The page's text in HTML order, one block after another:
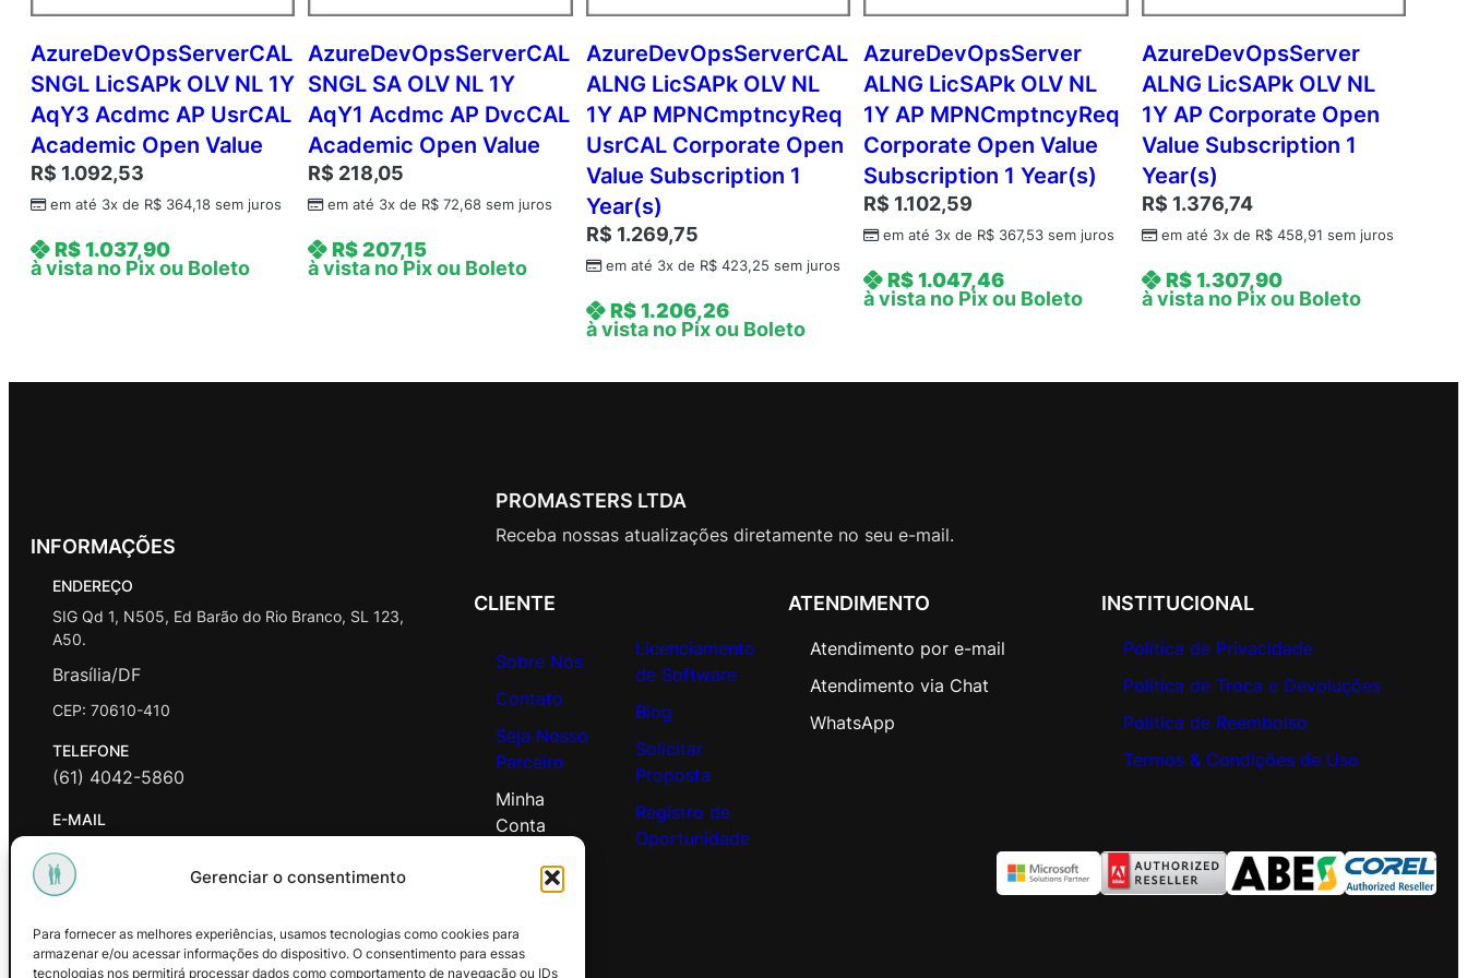
Gerenciar o consentimento
Para fornecer as melhores experiências, usamos tecnologias como cookies para
armazenar e/ou acessar informações do dispositivo. O consentimento para essas
tecnologias nos permitirá processar dados como comportamento de navegação ou IDs
N
L
1
Y
A
q
Y
3
A
c
m
c
d
m
AzureDevOpsServerCAL
SNGL LicSAPk OLV NL 1Y
AqY3 Acdmc AP UsrCAL
Academic Open Value
R$ 1.092,53
em até 3x de R$ 364,18 sem juros
R$1.037,90
à vista no Pix ou Boleto
AzureDevOpsServerCAL
SNGL SA OLV NL 1Y
AqY1 Acdmc AP DvcCAL
Academic Open Value
R$ 218,05
em até 3x de R$ 72,68 sem juros
R$207,15
à vista no Pix ou Boleto
AzureDevOpsServerCAL
ALNG LicSAPk OLV NL
1Y AP MPNCmptncyReq
UsrCAL Corporate Open
Value Subscription 1
Year(s)
R$ 1.269,75
em até 3x de R$423,25 sem juros
R$1.206,26
à vista no Pix ou Boleto
AzureDevOpsServer
ALNG LicSAPk OLV NL
1Y AP MPNCmptncyReq
Corporate Open Value
Subscription 1 Year(s)
R$ 1.102,59
em até 3x de R$ 367,53 sem juros
R$1.047,46
à vista no Pix ou Boleto
AzureDevOpsServer
ALNG LicSAPk OLV NL
1Y AP Corporate Open
Value Subscription 1
Year(s)
R$ 1.376,74
em até 3x de R$458,91 sem juros
R$1.307,90
à vista no Pix ou Boleto
INFORMAÇÕES
ENDEREÇO
SIG Qd 1, N505, Ed Barão do Rio Branco, SL 123,
A50.
Brasília/DF
CEP: 70610-410
TELEFONE
(61) 4042-5860
E-MAIL
contato@promasters.net.br
HORÁRIO DE ATENDIMENTO
Facebook Instagram Youtube
PROMASTERS LTDA
Receba nossas atualizações diretamente no seu e-mail.
CLIENTE
Sobre Nós
Contato
Seja Nosso
Parceiro
Minha
Conta
Licenciamento
de Software
Blog
Solicitar
Proposta
Registro de
Oportunidade
ATENDIMENTO
Atendimento por e-mail
Atendimento via Chat
WhatsApp
INSTITUCIONAL
Política de Privacidade
Política de Troca e Devoluções
Política de Reembolso
Termos & Condições de Uso